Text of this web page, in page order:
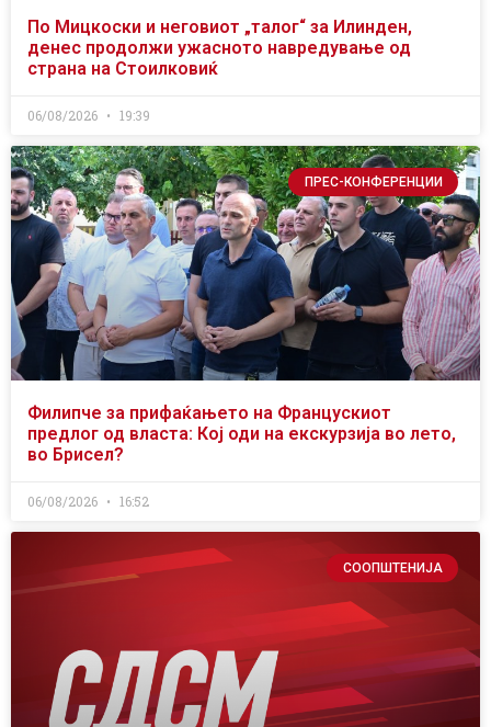
По Мицкоски и неговиот „талог“ за Илинден,
денес продолжи ужасното навредување од
страна на Стоилковиќ
06/08/2026 19:39
ПРЕС-КОНФЕРЕНЦИИ
Филипче за прифаќањето на Францускиот
предлог од власта: Кој оди на екскурзија во лето,
во Брисел?
06/08/2026 16:52
СООПШТЕНИЈА